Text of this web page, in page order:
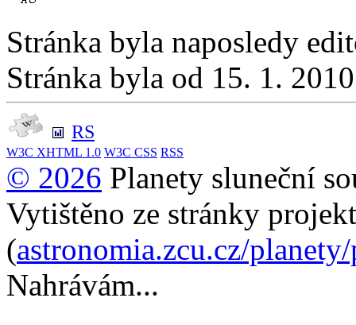
Stránka byla naposledy
Stránka byla od 15. 1.
RS
W3C XHTML 1.0 W3C CSS RSS
© 2026 Planety sluneční
Vytištěno ze stránky
(astronomia.zcu.cz/
Nahrávám...